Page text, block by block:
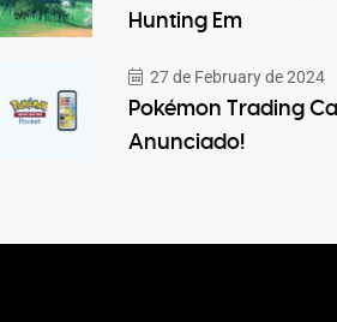
Hunting Em
27 de February de 2024
Pokémon Trading
Anunciado!